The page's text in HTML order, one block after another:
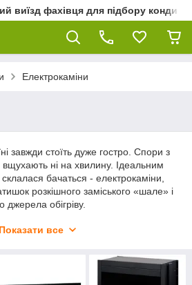
виїзд фахівця для підбору
Електрокаміни
завжди стоїть дуже гостро. Спори з
ні на хвилину. Ідеальним
бачаться - електрокаміни,
розкішного заміського «шале» і
джерела обігріву.
приставні або вбудовану модель від
моделей. Головна відмінність
відсутності функції обігріву. Чисто
Показати все